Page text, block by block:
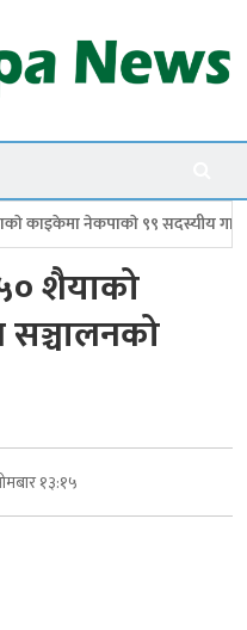
गाउँ समिति गठन
शैयाको
सञ्चालनको
१३:१५